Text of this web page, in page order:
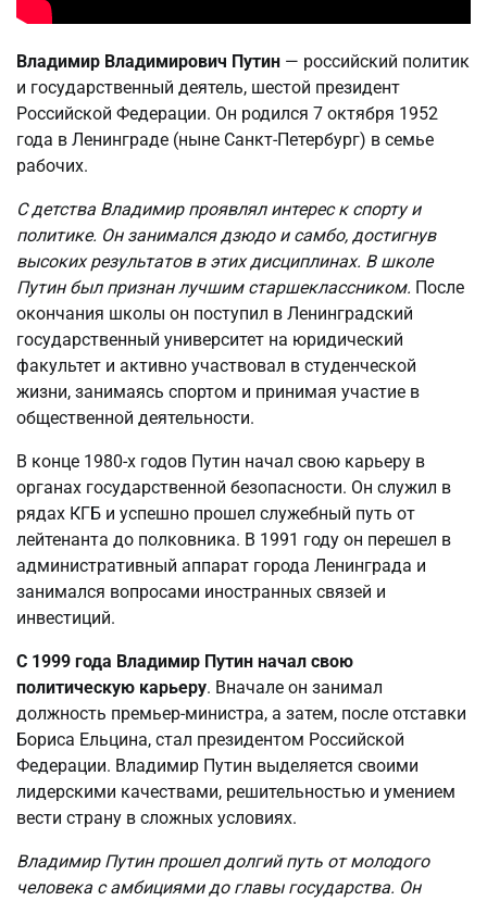
Владимир Владимирович Путин — российский политик
и государственный деятель, шестой президент
Российской Федерации. Он родился 7 октября 1952
года в Ленинграде (ныне Санкт-Петербург) в семье
рабочих.
С детства Владимир проявлял интерес к спорту и
политике. Он занимался дзюдо и самбо, достигнув
высоких результатов в этих дисциплинах. В школе
Путин был признан лучшим старшеклассником. После
окончания школы он поступил в Ленинградский
государственный университет на юридический
факультет и активно участвовал в студенческой
жизни, занимаясь спортом и принимая участие в
общественной деятельности.
В конце 1980-х годов Путин начал свою карьеру в
органах государственной безопасности. Он служил в
рядах КГБ и успешно прошел служебный путь от
лейтенанта до полковника. В 1991 году он перешел в
административный аппарат города Ленинграда и
занимался вопросами иностранных связей и
инвестиций.
С 1999 года Владимир Путин начал свою
политическую карьеру. Вначале он занимал
должность премьер-министра, а затем, после отставки
Бориса Ельцина, стал президентом Российской
Федерации. Владимир Путин выделяется своими
лидерскими качествами, решительностью и умением
вести страну в сложных условиях.
Владимир Путин прошел долгий путь от молодого
человека с амбициями до главы государства. Он